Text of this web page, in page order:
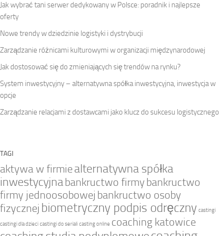
Jak wybrać tani serwer dedykowany w Polsce: poradnik i najlepsze
oferty
Nowe trendy w dziedzinie logistyki i dystrybucji
Zarządzanie różnicami kulturowymi w organizacji międzynarodowej
Jak dostosować się do zmieniających się trendów na rynku?
System inwestycyjny – alternatywna spółka inwestycyjna, inwestycja w
opcje
Zarządzanie relacjami z dostawcami jako klucz do sukcesu logistycznego
TAGI
aktywa w firmiealternatywna spółka
inwestycyjnabankructwo firmybankructwo
firmy jednoosobowej bankructwo osoby
fizycznej biometryczny podpis odręczny castingi
castingi dla dzieci castingi do seriali casting online coaching katowice